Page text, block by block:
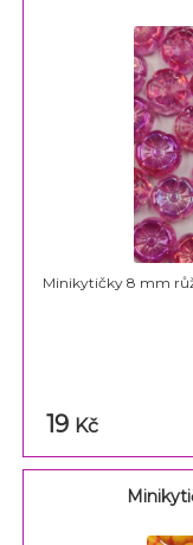
Minikytičky 8 mm
19 Kč